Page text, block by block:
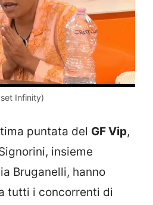
Infinity)
puntata del GF Vip,
insieme
Bruganelli, hanno
tutti i concorrenti di